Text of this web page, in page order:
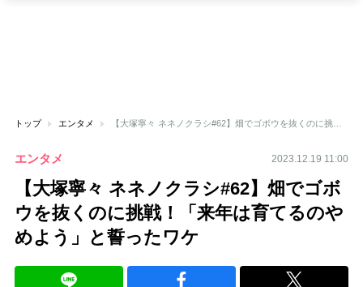
トップ エンタメ
エンタメ 2023.12.19 11:00
【大塚寧々 ネネノクラシ#62】畑でゴボ
ウを抜くのに挑戦！「来年は育てるのや
めよう」と誓ったワケ